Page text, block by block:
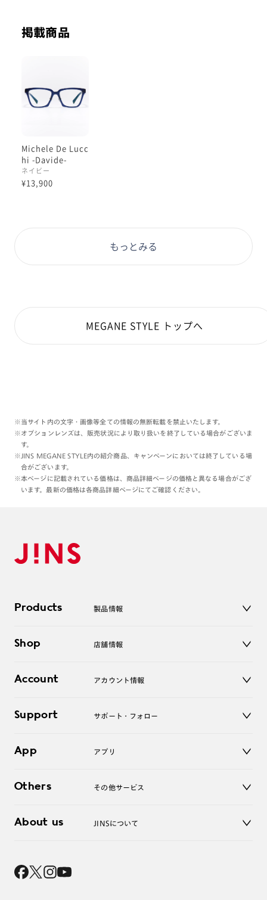
掲載商品
Michele De Lucc
hi -Davide-
ネイビー
¥13,900
もっとみる
MEGANE STYLE トップへ
※当サイト内の文字・画像等全ての情報の無断転載を禁止いたします。
※オプションレンズは、販売状況により取り扱いを終了している場合がございま
す。
※JINS MEGANE STYLE内の紹介商品、キャンペーンにおいては終了している場
合がございます。
※本ページに記載されている価格は、商品詳細ページの価格と異なる場合がござ
います。最新の価格は各商品詳細ページにてご確認ください。
Products 製品情報
サングラス
コンタクトレンズ
アクセサリー
Shop 店舗情報
オンラインショップ
Account アカウント情報
ログアウト
Support サポート・フォロー
よくあるご質問
お問い合わせ
App アプリ
Others その他サービス
レンズ交換
About us JINSについて
採用情報